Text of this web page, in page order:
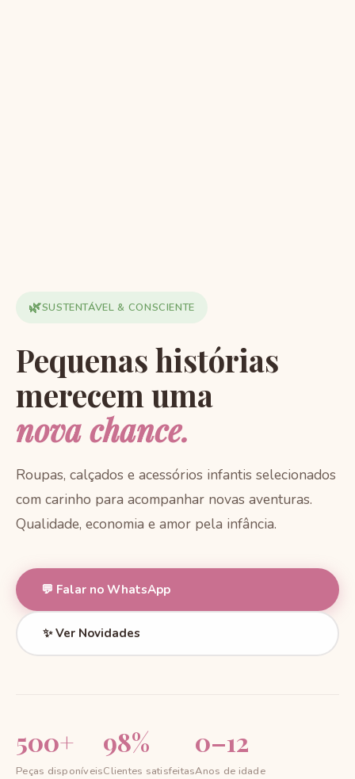
🌿SUSTENTÁVEL & CONSCIENTE
Pequenas histórias
merecem uma
nova chance.
Roupas, calçados e acessórios infantis selecionados
com carinho para acompanhar novas aventuras.
Qualidade, economia e amor pela infância.
💬 Falar no WhatsApp
✨ Ver Novidades
500+
Peças disponíveis
98%
Clientes satisfeitas
0–12
Anos de idade